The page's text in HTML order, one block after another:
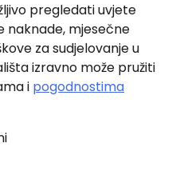
pregledati uvjete
naknade, mjesečne
za sudjelovanje u
izravno može pružiti
i pogodnostima